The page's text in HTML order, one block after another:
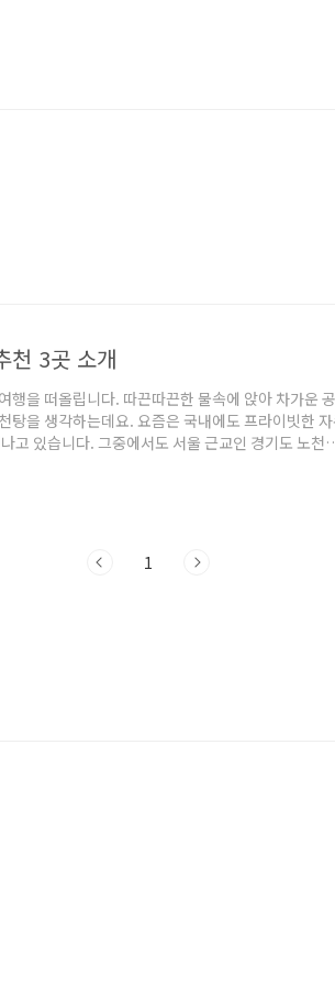
천 3곳 소개
행을 떠올립니다. 따끈따끈한 물속에 앉아 차가운
탕을 생각하는데요. 요즘은 국내에도 프라이빗한
고 있습니다. 그중에서도 서울 근교인 경기도 노천
암반수 및 따뜻한 핫 스파를 프라이빗하게 즐길 수 있
1